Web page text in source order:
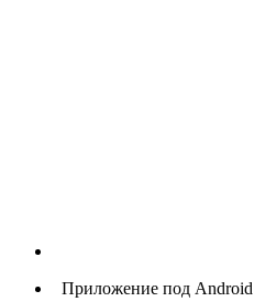
Приложение под Android